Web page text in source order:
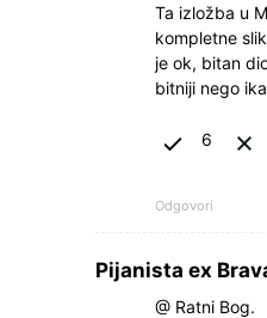
Ta izložba u
kompletne
je ok, bitan
bitniji nego
6
Odgovori
Pijanista ex
@ Ratni Bog.